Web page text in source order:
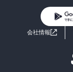
ライトノベル
よくあるご質問
会社情報